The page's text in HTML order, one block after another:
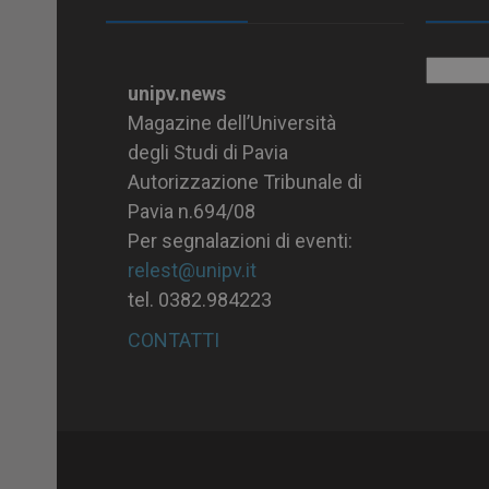
unipv.news
Magazine dell’Università
degli Studi di Pavia
Autorizzazione Tribunale di
Pavia n.694/08
Per segnalazioni di eventi:
relest@unipv.it
tel. 0382.984223
CONTATTI